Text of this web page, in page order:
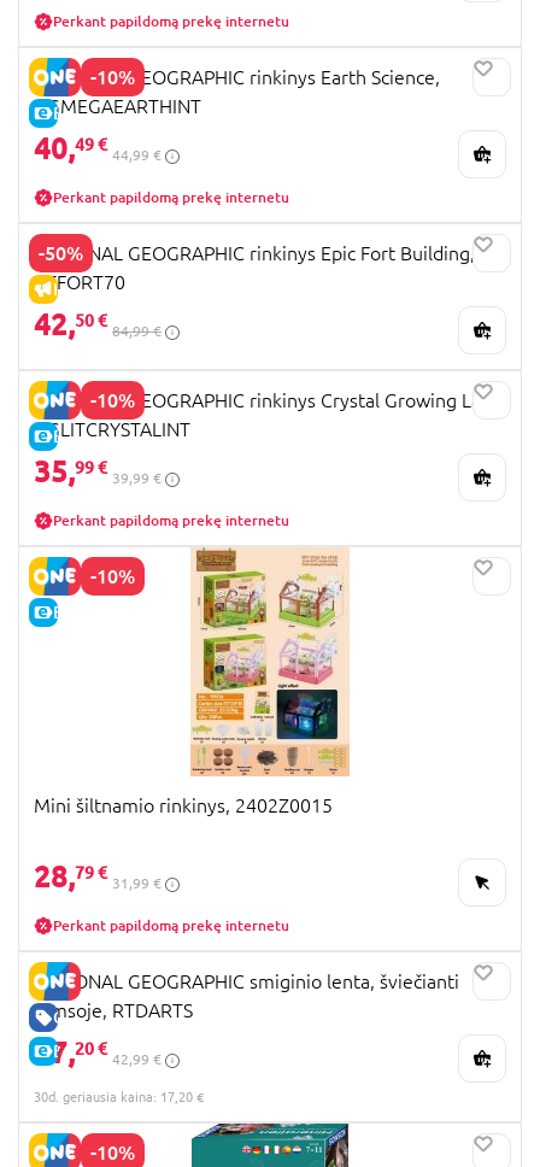
Perkant papildomą prekę internetu
-10%
E-KAINA
NATIONAL GEOGRAPHIC rinkinys Earth Science,
NGMEGAEARTHINT
40,49 €
44,99 €
Perkant papildomą prekę internetu
-50%
IŠPARDAVIMAS
NATIONAL GEOGRAPHIC rinkinys Epic Fort Building,
RTFORT70
42,50 €
84,99 €
-10%
E-KAINA
NATIONAL GEOGRAPHIC rinkinys Crystal Growing Lab,
NGLITCRYSTALINT
35,99 €
39,99 €
Perkant papildomą prekę internetu
-10%
E-KAINA
Mini šiltnamio rinkinys, 2402Z0015
28,79 €
31,99 €
Perkant papildomą prekę internetu
GERA KAINA
E-KAINA
NATIONAL GEOGRAPHIC smiginio lenta, šviečianti
tamsoje, RTDARTS
17,20 €
42,99 €
30d. geriausia kaina: 17,20 €
-10%